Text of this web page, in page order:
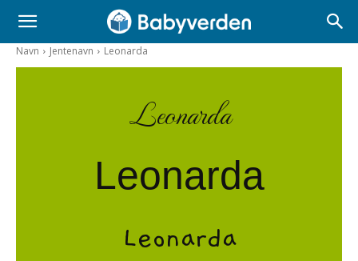
Navn Jentenavn Leonarda
Leonarda
Leonarda
Leonarda